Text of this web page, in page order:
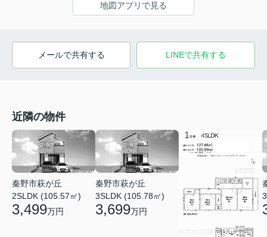
地図アプリで見る
メールで共有する LINEで共有する
近隣の物件
秦野市萩が丘
2SLDK (105.57㎡)
3,499万円
秦野市萩が丘
3SLDK (105.78㎡)
3,699万円